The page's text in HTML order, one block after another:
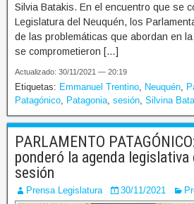
Silvia Batakis. En el encuentro que se
Legislatura del Neuquén, los
de las problemáticas que abordan en
se comprometieron […]
Actualizado: 30/11/2021 — 20:19
Etiquetas: Emmanuel Trentino Neuquén
Patagónico
Patagonia sesión Silvina
PARLAMENTO
ponderó la agenda
sesión
Prensa Legislatura 30/11/2021